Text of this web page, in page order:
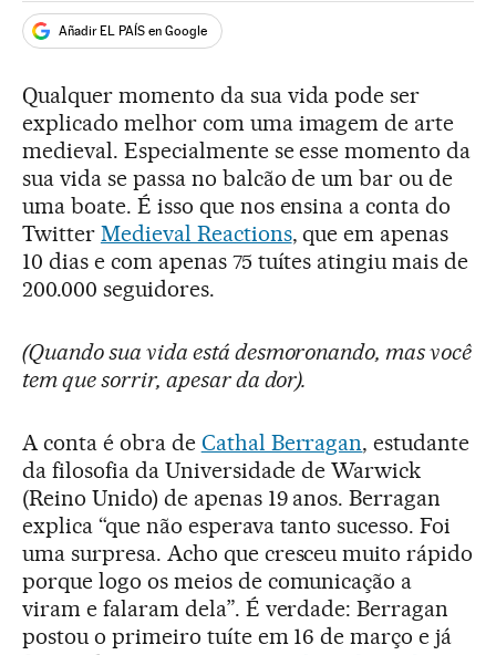
Añadir EL PAÍS en Google
Qualquer momento da sua vida pode ser
explicado melhor com uma imagem de arte
medieval. Especialmente se esse momento da
sua vida se passa no balcão de um bar ou de
uma boate. É isso que nos ensina a conta do
Twitter Medieval Reactions, que em apenas
10 dias e com apenas 75 tuítes atingiu mais de
200.000 seguidores.
(Quando sua vida está desmoronando, mas você
tem que sorrir, apesar da dor).
A conta é obra de Cathal Berragan, estudante
da filosofia da Universidade de Warwick
(Reino Unido) de apenas 19 anos. Berragan
explica “que não esperava tanto sucesso. Foi
uma surpresa. Acho que cresceu muito rápido
porque logo os meios de comunicação a
viram e falaram dela”. É verdade: Berragan
postou o primeiro tuíte em 16 de março e já